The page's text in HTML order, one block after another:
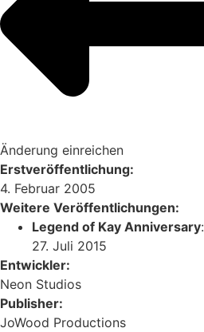
Änderung einreichen
Erstveröffentlichung:
4. Februar 2005
Weitere Veröffentlichungen:
Legend of Kay Anniversary:
27. Juli 2015
Entwickler:
Neon Studios
Publisher:
JoWood Productions